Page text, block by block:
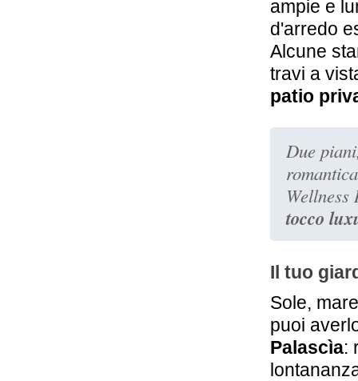
ampie e
d'arredo
Alcune
travi a
patio
Due
Wellness
tocco
Il tuo
Sole,
puoi
Palascìa: